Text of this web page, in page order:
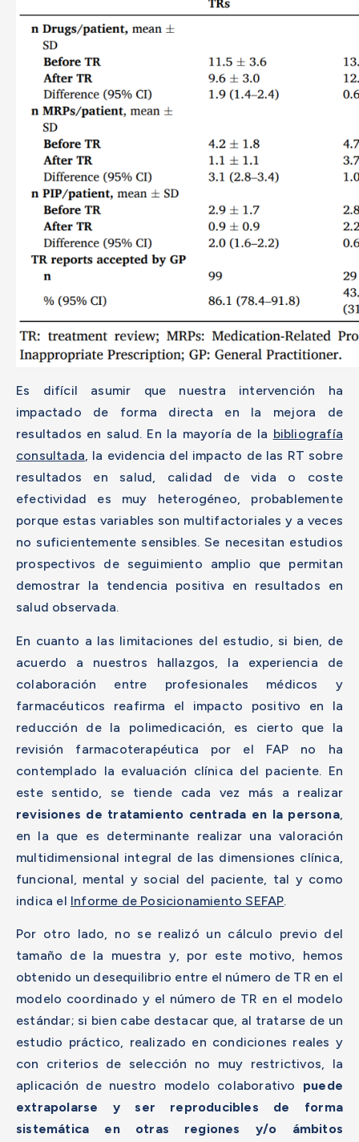
Es difícil asumir que nuestra intervención ha
impactado de forma directa en la mejora de
resultados en salud. En la mayoría de la bibliografía
consultada, la evidencia del impacto de las RT sobre
resultados en salud, calidad de vida o coste
efectividad es muy heterogéneo, probablemente
porque estas variables son multifactoriales y a veces
no suficientemente sensibles. Se necesitan estudios
prospectivos de seguimiento amplio que permitan
demostrar la tendencia positiva en resultados en
salud observada.
En cuanto a las limitaciones del estudio, si bien, de
acuerdo a nuestros hallazgos, la experiencia de
colaboración entre profesionales médicos y
farmacéuticos reafirma el impacto positivo en la
reducción de la polimedicación, es cierto que la
revisión farmacoterapéutica por el FAP no ha
contemplado la evaluación clínica del paciente. En
este sentido, se tiende cada vez más a realizar
revisiones de tratamiento centrada en la persona,
en la que es determinante realizar una valoración
multidimensional integral de las dimensiones clínica,
funcional, mental y social del paciente, tal y como
indica el Informe de Posicionamiento SEFAP.
Por otro lado, no se realizó un cálculo previo del
tamaño de la muestra y, por este motivo, hemos
obtenido un desequilibrio entre el número de TR en el
modelo coordinado y el número de TR en el modelo
estándar; si bien cabe destacar que, al tratarse de un
estudio práctico, realizado en condiciones reales y
con criterios de selección no muy restrictivos, la
aplicación de nuestro modelo colaborativo puede
extrapolarse y ser reproducibles de forma
sistemática en otras regiones y/o ámbitos